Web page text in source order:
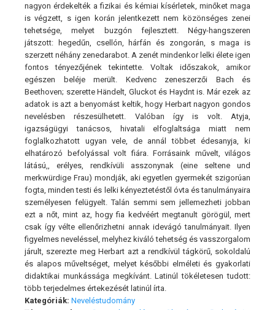
nagyon érdekelték a fizikai és kémiai kísérletek, minőket maga
is végzett, s igen korán jelentkezett nem közönséges zenei
tehetsége, melyet buzgón fejlesztett. Négy-hangszeren
játszott: hegedűn, csellón, hárfán és zongorán, s maga is
szerzett néhány zenedarabot. A zenét mindenkor lelki élete igen
fontos tényezőjének tekintette. Voltak időszakok, amikor
egészen beléje merült. Kedvenc zeneszerzői Bach és
Beethoven; szerette Händelt, Gluckot és Haydnt is. Már ezek az
adatok is azt a benyomást keltik, hogy Herbart nagyon gondos
nevelésben részesülhetett. Valóban így is volt. Atyja,
igazságügyi tanácsos, hivatali elfoglaltsága miatt nem
foglalkozhatott ugyan vele, de annál többet édesanyja, ki
elhatározó befolyással volt fiára. Forrásaink művelt, világos
látású,, erélyes, rendkívüli asszonynak (eine seltene und
merkwürdige Frau) mondják, aki egyetlen gyermekét szigorúan
fogta, minden testi és lelki kényeztetéstől óvta és tanulmányaira
személyesen felügyelt. Talán semmi sem jellemezheti jobban
ezt a nőt, mint az, hogy fia kedvéért megtanult görögül, mert
csak így vélte ellenőrizhetni annak idevágó tanulmányait. Ilyen
figyelmes neveléssel, melyhez kiváló tehetség és vasszorgalom
járult, szerezte meg Herbart azt a rendkívül tágkörű, sokoldalú
és alapos műveltséget, melyet későbbi elméleti és gyakorlati
didaktikai munkássága megkívánt. Latinúl tökéletesen tudott:
több terjedelmes értekezését latinúl írta.
Kategóriák: Neveléstudomány